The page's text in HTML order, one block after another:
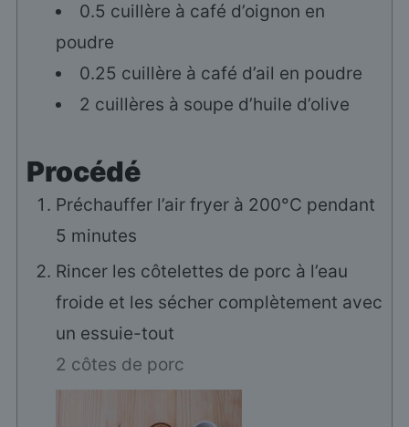
0.5 cuillère à café d’oignon en
poudre
0.25 cuillère à café d’ail en poudre
2 cuillères à soupe d’huile d’olive
Procédé
Préchauffer l’air fryer à 200°C pendant
5 minutes
Rincer les côtelettes de porc à l’eau
froide et les sécher complètement avec
un essuie-tout
2 côtes de porc